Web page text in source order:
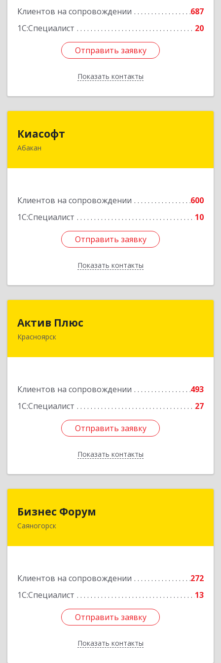
Клиентов на сопровождении
687
1С:Специалист
20
Отправить заявку
Показать контакты
Отправить заявку
Назад
Киасофт
Абакан
Клиентов на сопровождении
600
1С:Специалист
10
Отправить заявку
Показать контакты
655017, Хакасия Респ, Абакан г, Ивана Ярыгина
Отправить заявку
Назад
Актив Плюс
Красноярск
Клиентов на сопровождении
493
1С:Специалист
27
Отправить заявку
Показать контакты
660017, Красноярский край, Красноярск г,
Отправить заявку
Назад
Бизнес Форум
Саяногорск
Клиентов на сопровождении
272
1С:Специалист
13
Отправить заявку
Показать контакты
655603, Хакасия Респ, Саяногорск г, Советский
Отправить заявку
Назад